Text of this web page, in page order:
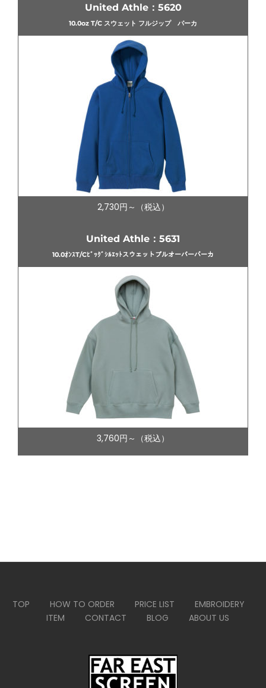
United Athle：5620
10.0oz T/C スウェット フルジップ パーカ
2,730円～（税込）
United Athle：5631
10.0ｵﾝｽT/Cﾋﾞｯｸﾞｼﾙｴｯﾄスウェットプルオーバーパーカ
3,760円～（税込）
TOP HOW TO ORDER PRICE LIST
EMBROIDERY
ITEM
CONTACT BLOG ABOUT US